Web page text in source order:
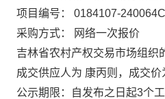
项目编号： 0184107-240064C
采购方式：
网络一次报价
吉林省农村产权交易市场组织
成交供应人为 康丙则 ，成交价
公示期限：自发布之日起3个工